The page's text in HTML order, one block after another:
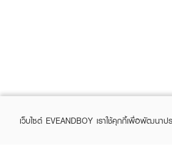
เว็บไซต์ EVEANDBOY เราใช้คุกกี้เพื่อพัฒนา